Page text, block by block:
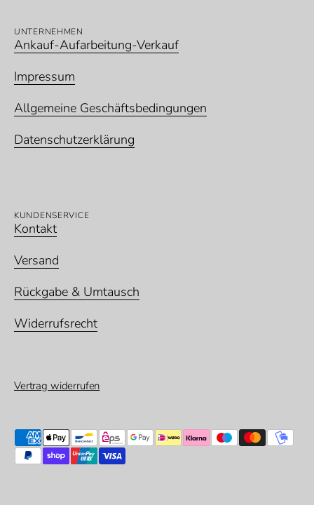
UNTERNEHMEN
Ankauf-Aufarbeitung-Verkauf
Impressum
Allgemeine Geschäftsbedingungen
Datenschutz­erklärung
KUNDENSERVICE
Kontakt
Versand
Rückgabe & Umtausch
Widerrufsrecht
Vertrag widerrufen